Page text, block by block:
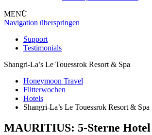
MENÜ
Navigation überspringen
Support
Testimonials
Shangri-La’s Le Touessrok Resort & Spa
Honeymoon Travel
Flitterwochen
Hotels
Shangri-La’s Le Touessrok Resort & Spa
MAURITIUS: 5-Sterne Hotel